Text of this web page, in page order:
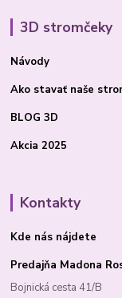
3D stromčeky
Návody
Ako stavať naše
BLOG 3D
Akcia 2025
Kontakty
Kde nás nájdete
Predajňa Madona
Bojnická cesta 41/B